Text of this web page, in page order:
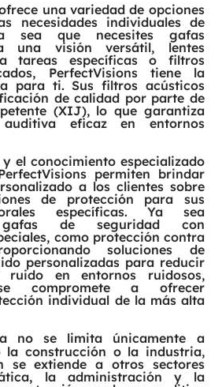
una variedad de opciones
necesidades individuales de
sea que necesites gafas
una visión versátil, lentes
tareas específicas o filtros
PerfectVisions tiene la
para ti. Sus filtros acústicos
de calidad por parte de
(XIJ), lo que garantiza
eficaz en entornos
el conocimiento especializado
permiten brindar
a los clientes sobre
de protección para sus
específicas. Ya sea
gafas de seguridad con
como protección contra
soluciones de
personalizadas para reducir
en entornos ruidosos,
se compromete a ofrecer
individual de la más alta
no se limita únicamente a
la construcción o la industria,
se extiende a otros sectores
la administración y la